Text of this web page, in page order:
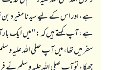
ہے، اور اس کے لیے سیدنا مغیرہ بن
ہے ، آپ کہتے ہیں کہ : "میں ایک بار
سفر میں تھا، میں آپ صلی اللہ